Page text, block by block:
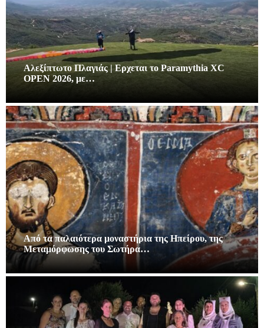
Αλεξίπτωτο Πλαγιάς | Ερχεται το Paramythia XC
OPEN 2026, με…
Από τα παλαιότερα μοναστήρια της Ηπείρου, της
Μεταμόρφωσης του Σωτήρα…